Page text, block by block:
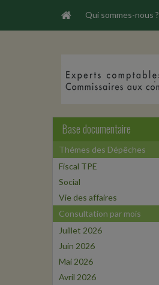
Qui sommes-nous ?
Base documentaire
Thémes des Dépêches
Fiscal TPE
Social
Vie des affaires
Consultation par mois
Juillet 2026
Juin 2026
Mai 2026
Avril 2026